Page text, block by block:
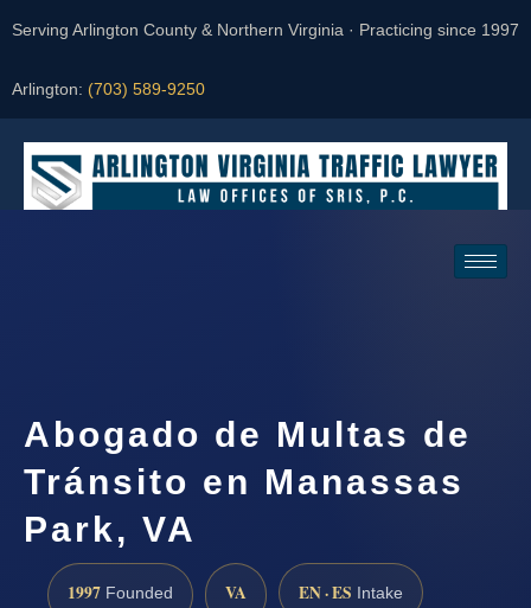
Serving Arlington County & Northern Virginia · Practicing since 1997
Arlington: (703) 589-9250
Abogado de Multas de
Tránsito en Manassas
Park, VA
1997 Founded VA EN · ES Intake